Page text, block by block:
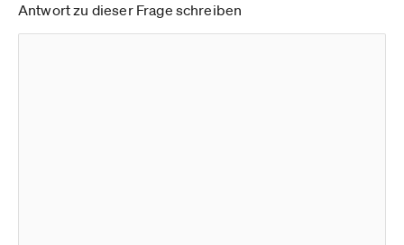
Antwort zu dieser Frage schreiben